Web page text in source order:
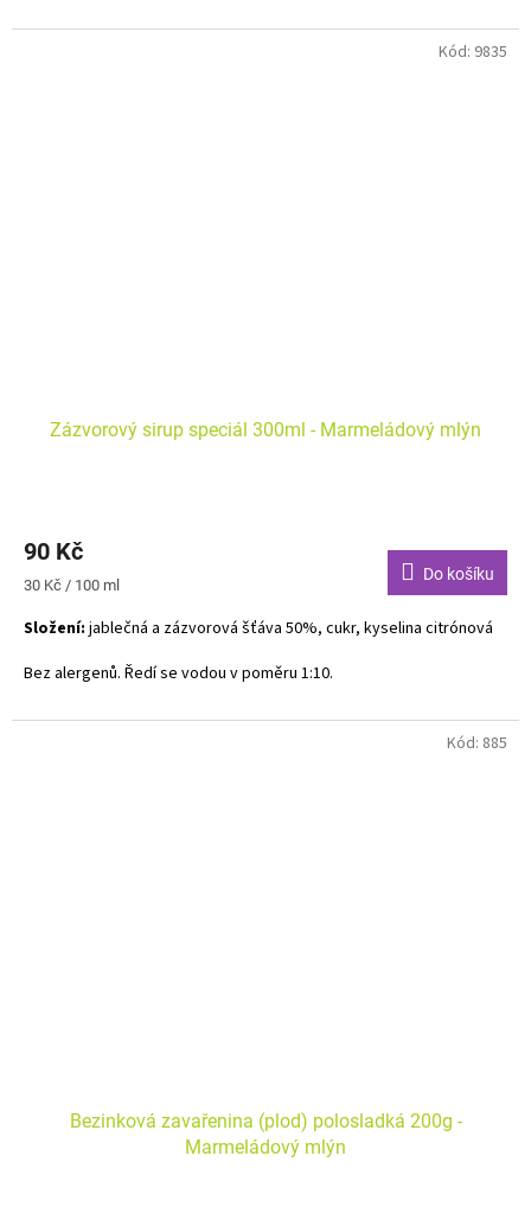
Zázvorový sirup speciál 300ml - Marmeládový mlýn
90 Kč
Měrná
30 Kč / 100 ml
Do košíku
Složení: jablečná a zázvorová šťáva 50%, cukr, kyselina citrónová
Bez alergenů. Ředí se vodou v poměru 1:10.
Kód: 9835
Bezinková zavařenina (plod) polosladká 200g -
Marmeládový mlýn
Kód: 885